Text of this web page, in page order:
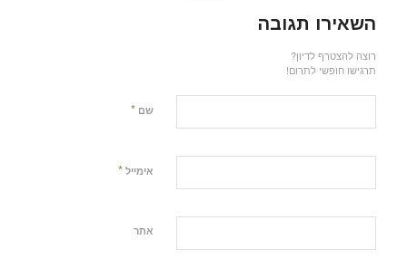
השאירו תגובה
רוצה להצטרף לדיון?
תרגישו חופשי לתרום!
שם *
אימייל *
אתר